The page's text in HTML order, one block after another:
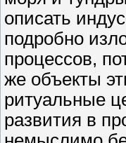
описать
подробно
процессов,
же объекты
ритуальные
развития в